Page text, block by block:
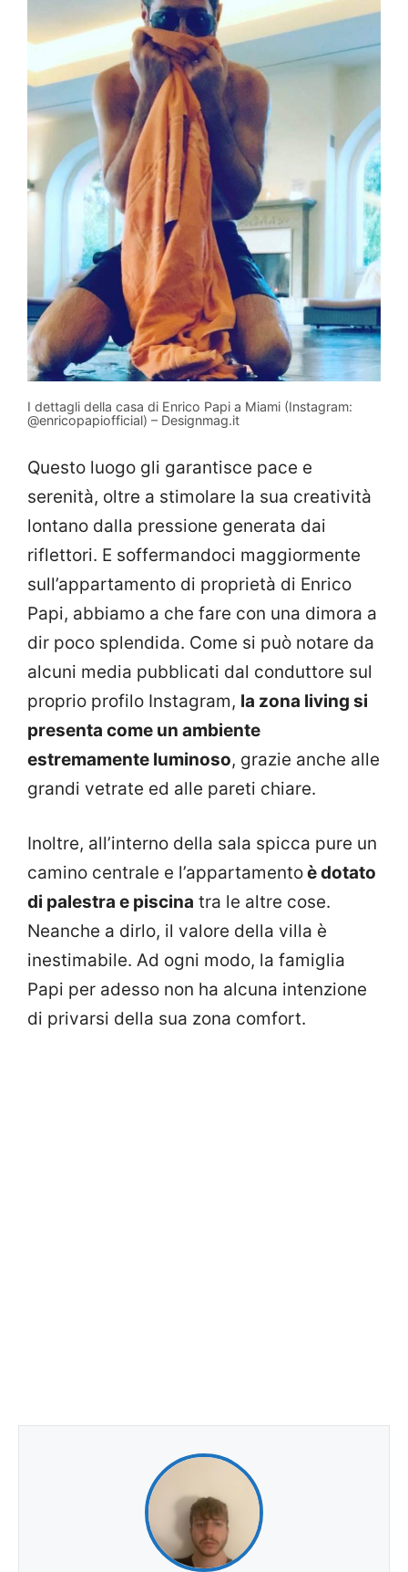
I dettagli della casa di Enrico Papi a Miami (Instagram:
@enricopapiofficial) – Designmag.it
Questo luogo gli garantisce pace e
serenità, oltre a stimolare la sua creatività
lontano dalla pressione generata dai
riflettori. E soffermandoci maggiormente
sull’appartamento di proprietà di Enrico
Papi, abbiamo a che fare con una dimora a
dir poco splendida. Come si può notare da
alcuni media pubblicati dal conduttore sul
proprio profilo Instagram, la zona living si
presenta come un ambiente
estremamente luminoso, grazie anche alle
grandi vetrate ed alle pareti chiare.
Inoltre, all’interno della sala spicca pure un
camino centrale e l’appartamentoè dotato
di palestra e piscina tra le altre cose.
Neanche a dirlo, il valore della villa è
inestimabile. Ad ogni modo, la famiglia
Papi per adesso non ha alcuna intenzione
di privarsi della sua zona comfort.